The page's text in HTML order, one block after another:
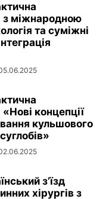
з міжнародною
та суміжні
концепції
кульшового
з’їзд
хірургів з